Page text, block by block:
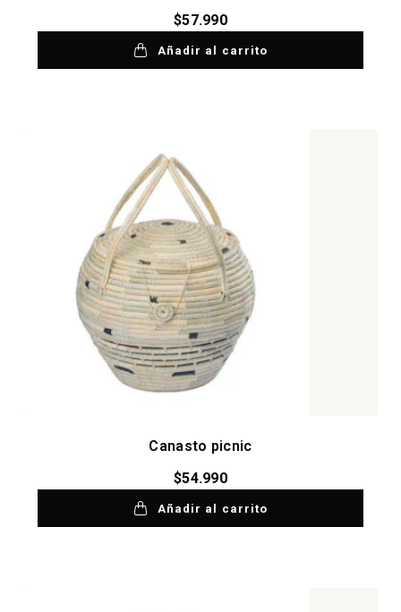
$57.990
Añadir al carrito
Canasto picnic
$54.990
Añadir al carrito